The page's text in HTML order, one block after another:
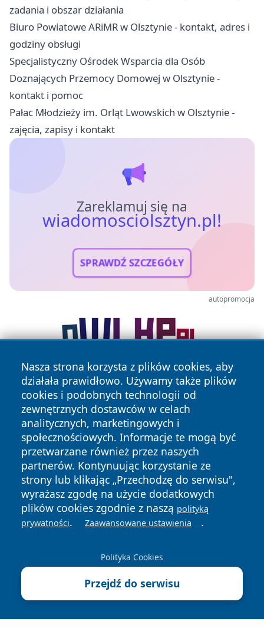
zadania i obszar działania
Biuro Powiatowe ARiMR w Olsztynie - kontakt, adres i
godziny obsługi
Specjalistyczny Ośrodek Wsparcia dla Osób
Doznających Przemocy Domowej w Olsztynie -
kontakt i pomoc
Pałac Młodzieży im. Orląt Lwowskich w Olsztynie -
zajęcia, zapisy i kontakt
Zareklamuj się na
wiadomosciolsztyn.pl!
SPRAWDŹ SZCZEGÓŁY
autopromocja
Nasza strona korzysta z plików cookies, aby
działała prawidłowo. Używamy także plików
cookies i podobnych technologii od
zewnętrznych dostawców w celach
analitycznych, marketingowych i
społecznościowych. Informacje te mogą być
przetwarzane również przez naszych
partnerów. Kontynuując korzystanie ze
strony lub klikając „Przechodzę do serwisu",
wyrażasz zgodę na użycie dodatkowych
plików cookies zgodnie z naszą polityką
prywatności. Zaawansowane ustawienia .
Polityka Cookies
Przejdź do serwisu
Copyright © 2026 wiadomosciolsztyn.pl Wszystkie prawa
zastrzeżone.
News Autorzy
Polityka
Prywatności
Polityka
Cookies